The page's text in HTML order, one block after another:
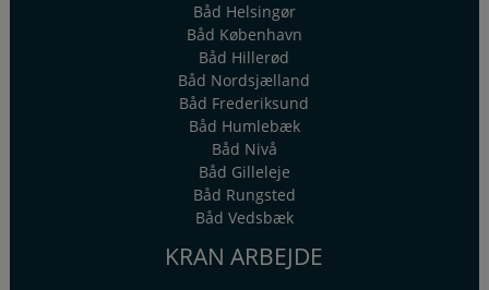
Båd Helsingør
Båd København
Båd Hillerød
Båd Nordsjælland
Båd Frederiksund
Båd Humlebæk
Båd Nivå
Båd Gilleleje
Båd Rungsted
Båd Vedsbæk
KRAN ARBEJDE